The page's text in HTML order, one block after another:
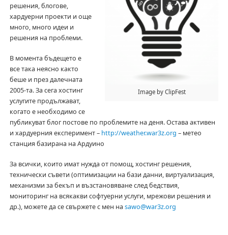
Image by ClipFest
решения, блогове,
хардуерни проекти и още
много, много идеи и
решения на проблеми.
В момента бъдещето е
все така неясно както
беше и през далечната
2005-та. За сега хостинг
услугите продължават,
когато е необходимо се
публикуват блог постове по проблемите на деня. Остава активен
и хардуерния експеримент – http://weather.war3z.org – метео
станция базирана на Ардуино
За всички, които имат нужда от помощ, хостинг решения,
технически съвети (оптимизации на бази данни, виртуализация,
механизми за бекъп и възстановяване след бедствия,
мониторинг на всякакви софтуерни услуги, мрежови решения и
др.), можете да се свържете с мен на sawo@war3z.org